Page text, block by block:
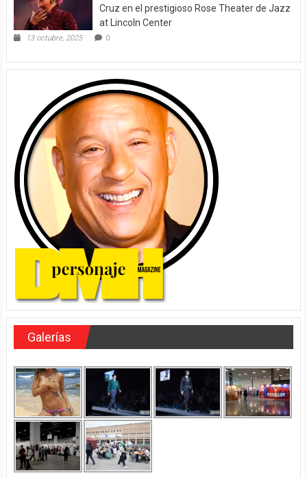
Cruz en el prestigioso Rose Theater de Jazz
at Lincoln Center
13 octubre, 2025 0
Galerías